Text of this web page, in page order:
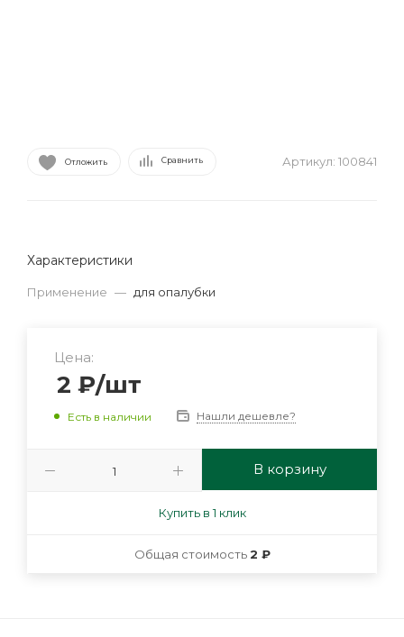
Отложить Сравнить Артикул: 100841
Характеристики
Применение — для опалубки
Цена:
2 ₽/шт
Есть в наличии Нашли дешевле?
В корзину
Купить в 1 клик
Общая стоимость2 ₽